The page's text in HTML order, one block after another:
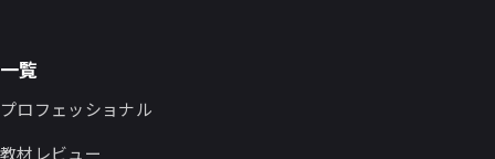
一覧
プロフェッショナル
教材レビュー